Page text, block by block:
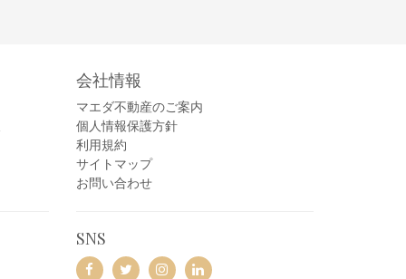
会社情報
マエダ不動産のご案内
個人情報保護方針
利用規約
サイトマップ
お問い合わせ
SNS